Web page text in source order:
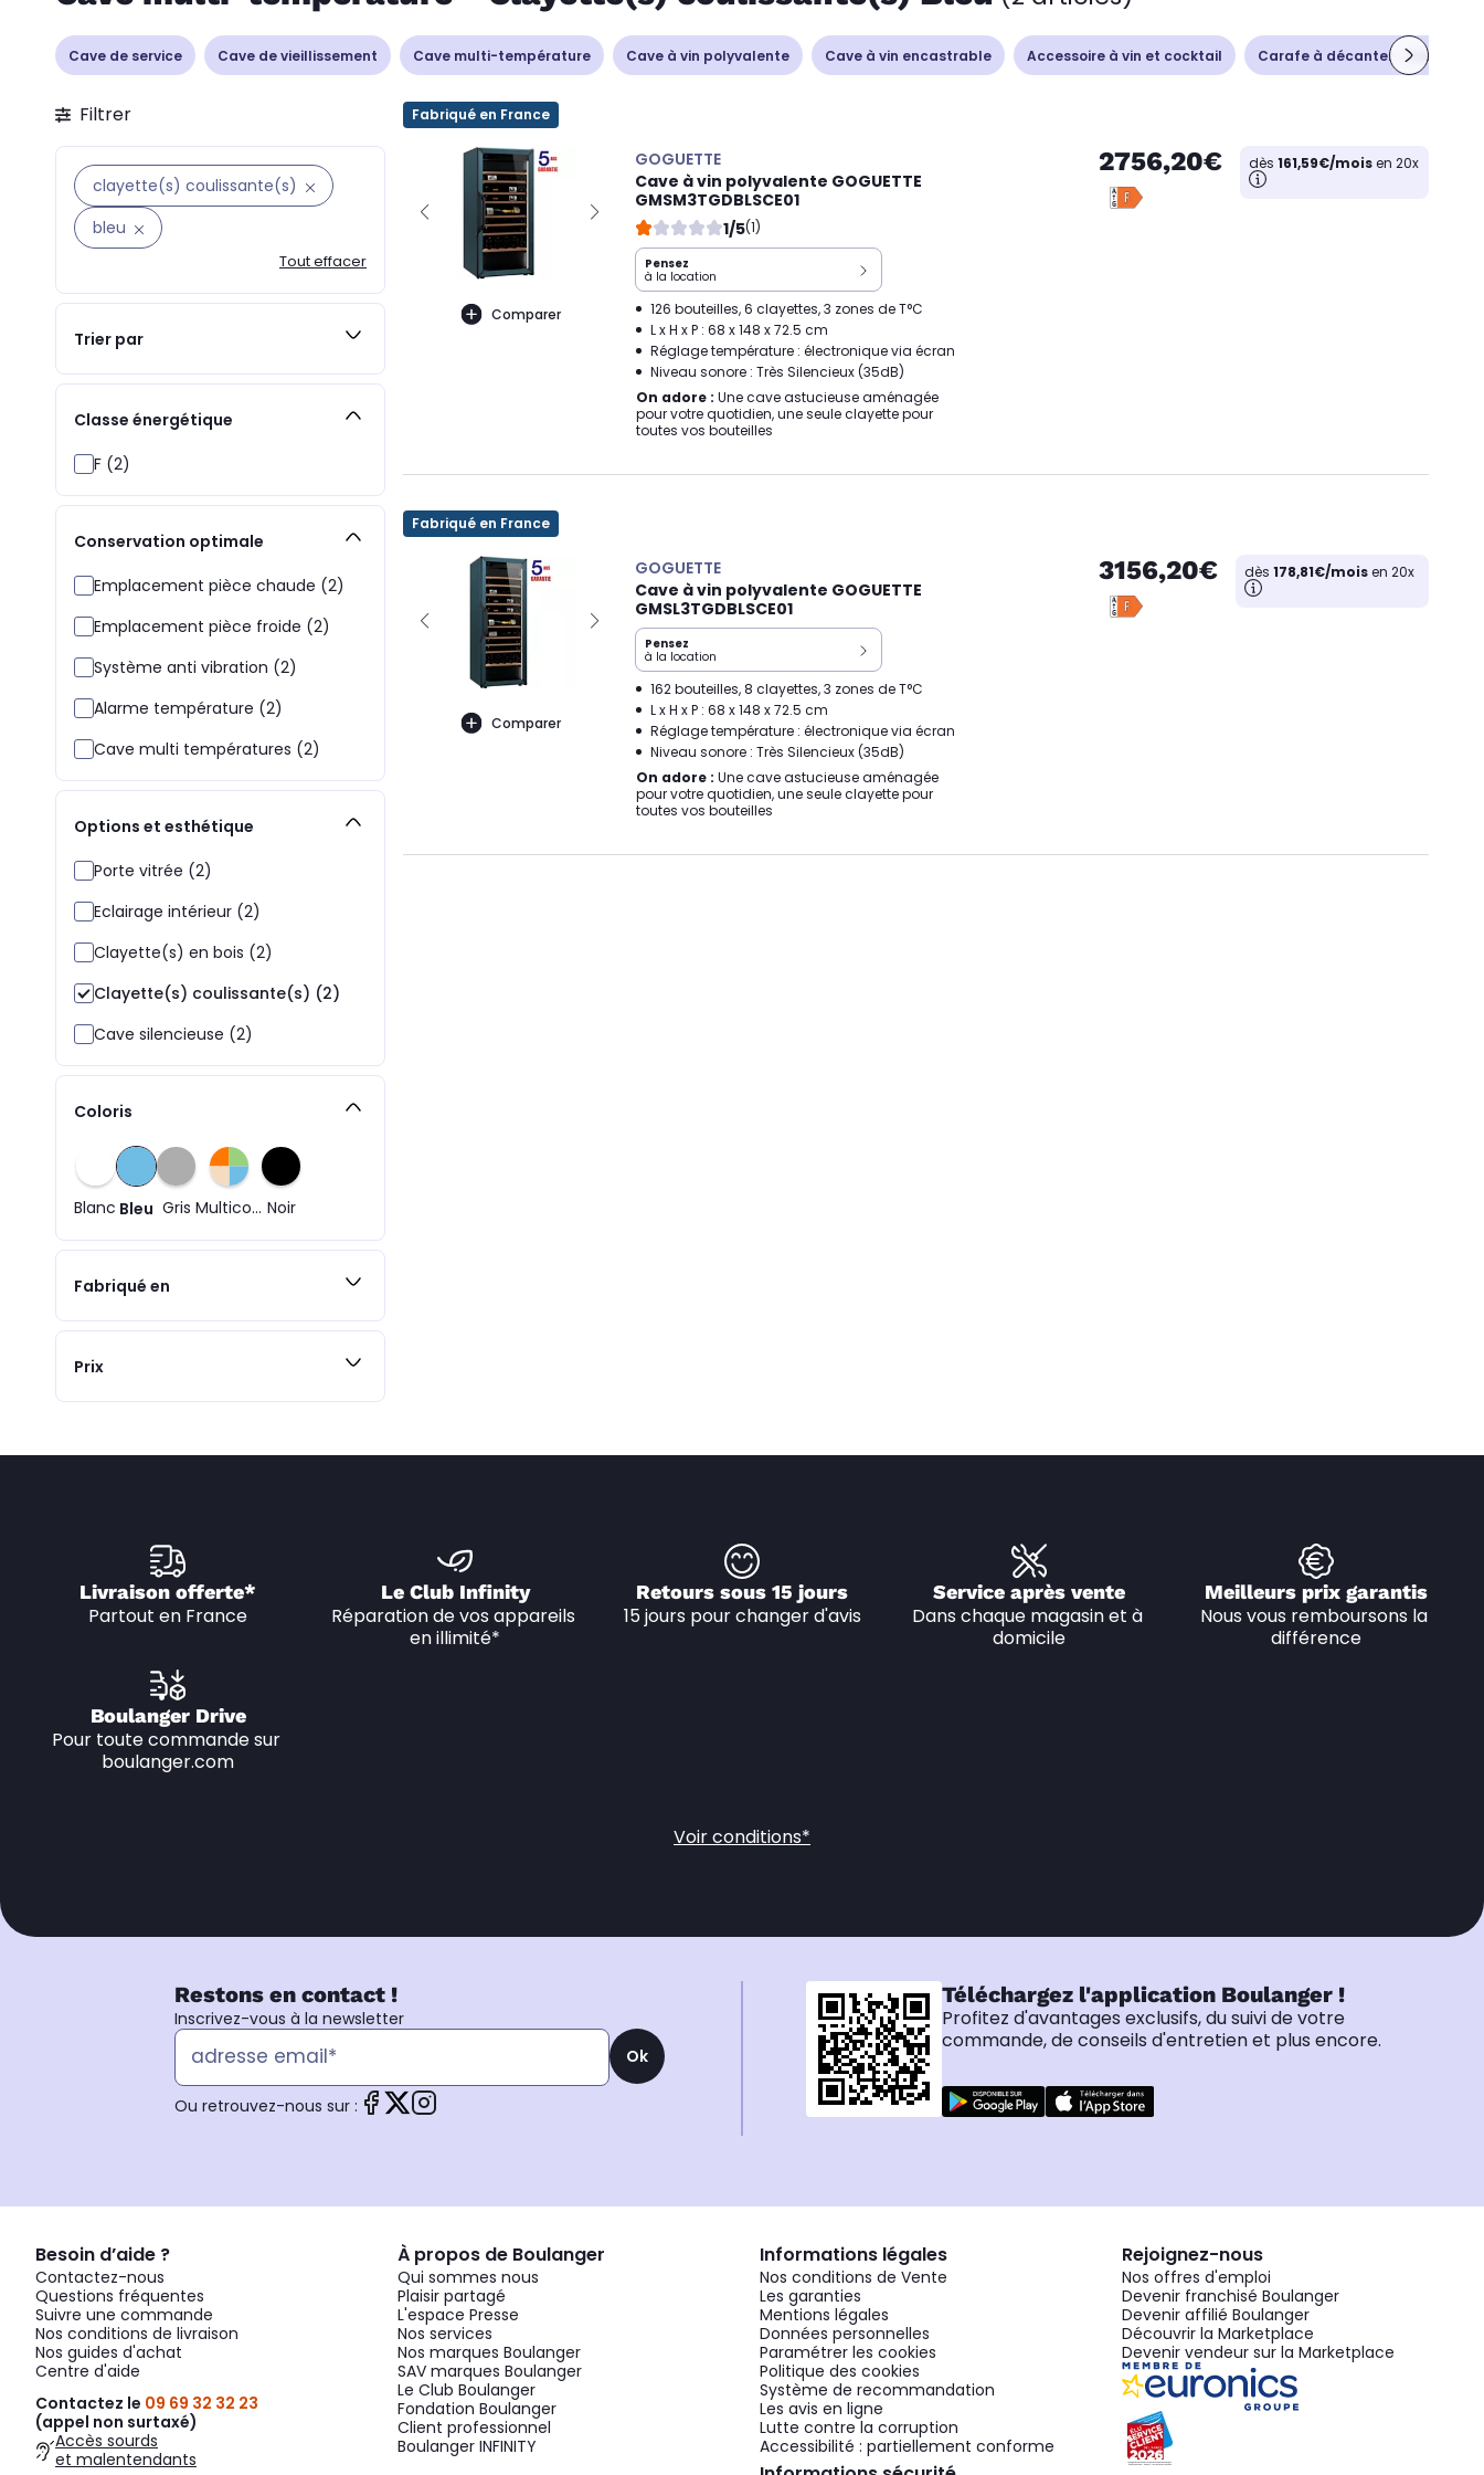
Cave de service Cave de vieillissement Cave multi-température Cave à vin polyvalente Cave à vin encastrable Accessoire à vin et cocktail Carafe à décanter - Aérateur
Filtrer
clayette(s) coulissante(s)
bleu
Tout effacer
Trier par
Classe énergétique
F (2)
Conservation optimale
Emplacement pièce chaude (2)
Emplacement pièce froide (2)
Système anti vibration (2)
Alarme température (2)
Cave multi températures (2)
Options et esthétique
Porte vitrée (2)
Eclairage intérieur (2)
Clayette(s) en bois (2)
Clayette(s) coulissante(s) (2)
Cave silencieuse (2)
Coloris
Blanc Bleu Gris Multicolore Noir
Fabriqué en
Prix
Fabriqué en France
Comparer
GOGUETTE
Cave à vin polyvalente GOGUETTE
GMSM3TGDBLSCE01
1/5(1)
Pensez
à la location
126 bouteilles, 6 clayettes, 3 zones de T°C
L x H x P : 68 x 148 x 72.5 cm
Réglage température : électronique via écran
Niveau sonore : Très Silencieux (35dB)
On adore : Une cave astucieuse aménagée
pour votre quotidien, une seule clayette pour
toutes vos bouteilles
2756,20€ dès 161,59€/moisen 20x
Fabriqué en France
Comparer
GOGUETTE
Cave à vin polyvalente GOGUETTE
GMSL3TGDBLSCE01
Pensez
à la location
162 bouteilles, 8 clayettes, 3 zones de T°C
L x H x P : 68 x 148 x 72.5 cm
Réglage température : électronique via écran
Niveau sonore : Très Silencieux (35dB)
On adore : Une cave astucieuse aménagée
pour votre quotidien, une seule clayette pour
toutes vos bouteilles
3156,20€ dès 178,81€/moisen 20x
Livraison offerte*
Partout en France
Le Club Infinity
Réparation de vos appareils
en illimité*
Retours sous 15 jours
15 jours pour changer d'avis
Service après vente
Dans chaque magasin et à
domicile
Meilleurs prix garantis
Nous vous remboursons la
différence
Boulanger Drive
Pour toute commande sur
boulanger.com
Voir conditions*
Restons en contact !
Inscrivez-vous à la newsletter
Ok
Ou retrouvez-nous sur :
Téléchargez l'application Boulanger !
Profitez d'avantages exclusifs, du suivi de votre
commande, de conseils d'entretien et plus encore.
Besoin d’aide ?
Contactez-nous
Questions fréquentes
Suivre une commande
Nos conditions de livraison
Nos guides d'achat
Centre d'aide
Contactez le 09 69 32 32 23
(appel non surtaxé)
Accès sourds
et malentendants
À propos de Boulanger
Qui sommes nous
Plaisir partagé
L'espace Presse
Nos services
Nos marques Boulanger
SAV marques Boulanger
Le Club Boulanger
Fondation Boulanger
Client professionnel
Boulanger INFINITY
Informations légales
Nos conditions de Vente
Les garanties
Mentions légales
Données personnelles
Paramétrer les cookies
Politique des cookies
Système de recommandation
Les avis en ligne
Lutte contre la corruption
Accessibilité : partiellement conforme
Rejoignez-nous
Nos offres d'emploi
Devenir franchisé Boulanger
Devenir affilié Boulanger
Découvrir la Marketplace
Devenir vendeur sur la Marketplace